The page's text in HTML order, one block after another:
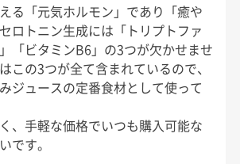
る「元気ホルモン」であり「癒や
ロトニン生成には「トリプトファ
「ビタミンB6」の3つが欠かせませ
この3つが全て含まれているので、
ジュースの定番食材として使って
、手軽な価格でいつも購入可能な
です。